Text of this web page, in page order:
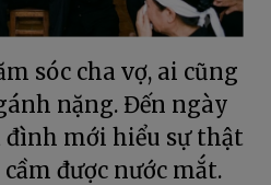
sóc cha vợ, ai cũng
nặng. Đến ngày
đình mới hiểu sự thật
được nước mắt.